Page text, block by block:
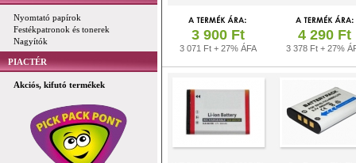
Nyomtató papírok
Festékpatronok és tonerek
Nagyítók
PIACTÉR
Akciós, kifutó termékek
3 900 Ft
3 071 Ft + 27% ÁFA
4 290 Ft
3 378 Ft + 27%